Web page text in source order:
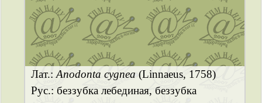
Лат.:Anodonta cygnea (Linnaeus, 1758)
Рус.: беззубка лебединая, беззубка